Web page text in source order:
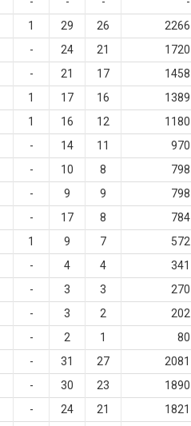
1 29 26
2266
- 24 21
1720
- 21 17
1458
1 17 16
1389
1 16 12
1180
- 14 11
970
- 10 8
798
- 9 9
798
- 17 8
784
1 9 7
572
- 4 4
341
- 3 3
270
- 3 2
202
- 2 1
80
- 31 27
2081
- 30 23
1890
- 24 21
1821